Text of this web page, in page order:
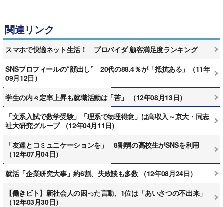
関連リンク
スマホで快適ネット生活！ プロバイダ 顧客満足度ランキング
SNSプロフィールの“顔出し” 20代の88.4％が「抵抗ある」（11年
09月12日）
学生の内々定率上昇も就職活動は「苦」 （12年08月13日）
「文系入試で数学受験」「理系で物理得意」は高収入～京大・同志
社大研究グループ （12年04月11日）
「友達とコミュニケーションを」 8割弱の高校生がSNSを利用
（12年07月04日）
就活「企業研究大事」約6割、失敗談も多数 （12年08月24日）
【働きビト】新社会人の困った言動、1位は「あいさつの不出来」
（12年03月30日）